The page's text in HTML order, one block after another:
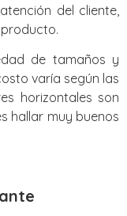
del cliente,
de tamaños y
varía según las
horizontales son
hallar muy buenos